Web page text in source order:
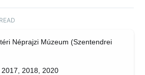
Néprajzi Múzeum (Szentendrei
2018, 2020